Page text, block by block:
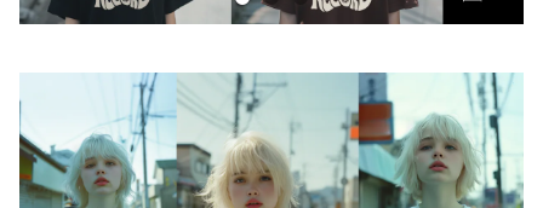
iPhoneケース
ステッカー
アクセサリー
バッグ